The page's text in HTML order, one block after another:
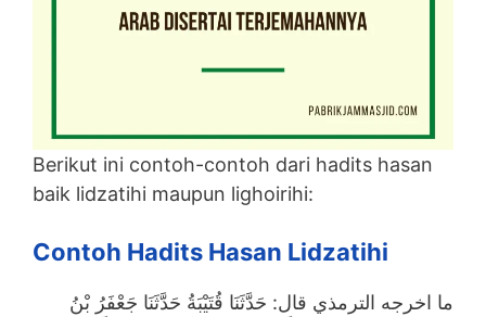
Berikut ini contoh-contoh dari hadits hasan
baik lidzatihi maupun lighoirihi:
Contoh Hadits Hasan Lidzatihi
ما اخرجه الترمذي قال: حَدَّثَنَا قُتَيْبَةُ حَدَّثَنَا جَعْفَرُ بْنُ